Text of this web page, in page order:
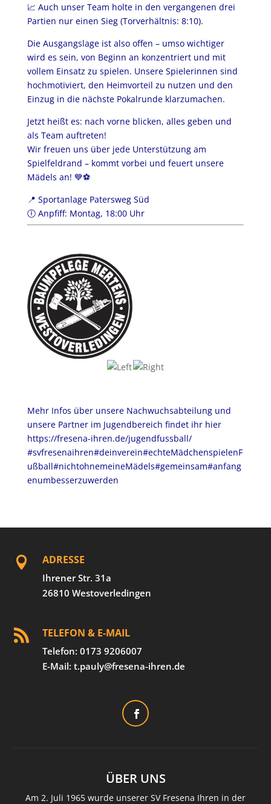
📈 Auch unser Team holte in den vergangenen drei
Partien nur einen Sieg (Torverhältnis: 8:10).
Die Ausgangslage ist also offen – umso wichtiger
wird es sein, von Beginn an konzentriert und mit
vollem Einsatz zu spielen. Unsere Spielerinnen sind
hochmotiviert, den Heimvorteil zu nutzen und den
Einzug in die nächste Pokalrunde klarzumachen.
Jetzt heißt es: nach vorne blicken, alles geben und
als Team auftreten!
Wir freuen uns über jede Unterstützung am
Spielfeldrand – kommt vorbei und feuert unsere
Mädels an! 💙⚽️
📍 Sportanlage Patersweg Süd
🕕 Anpfiff: Montag, 18:00 Uhr
Mehr Infos über unsere Nachwuchsabteilung und
unsere Partner im Jugendbereich findet ihr hier
https://fresena-ihren.de/jugendfussball/
#svfresenaihren#deinverein#echteMädchenspielenF
ußball#nichtohnemeineMädels#gemeinsam#anfang
enumbesserzuwerden
 ADRESSE
Ihrener Str. 31a
26810 Westoverledingen
 TELEFON & E-MAIL
Telefon: 0173 9206007
E-Mail: t.pauly@fresena-ihren.de
ÜBER UNS
Am 2. Juli 1965 wurde unserer SV Fresena Ihren in der